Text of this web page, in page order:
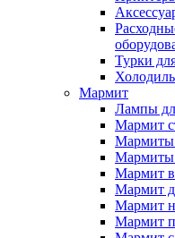
Турки
Мармит
Лампы
Мармит
Мармиты
Мармиты
Мармит
Мармит
Мармит
Мармит